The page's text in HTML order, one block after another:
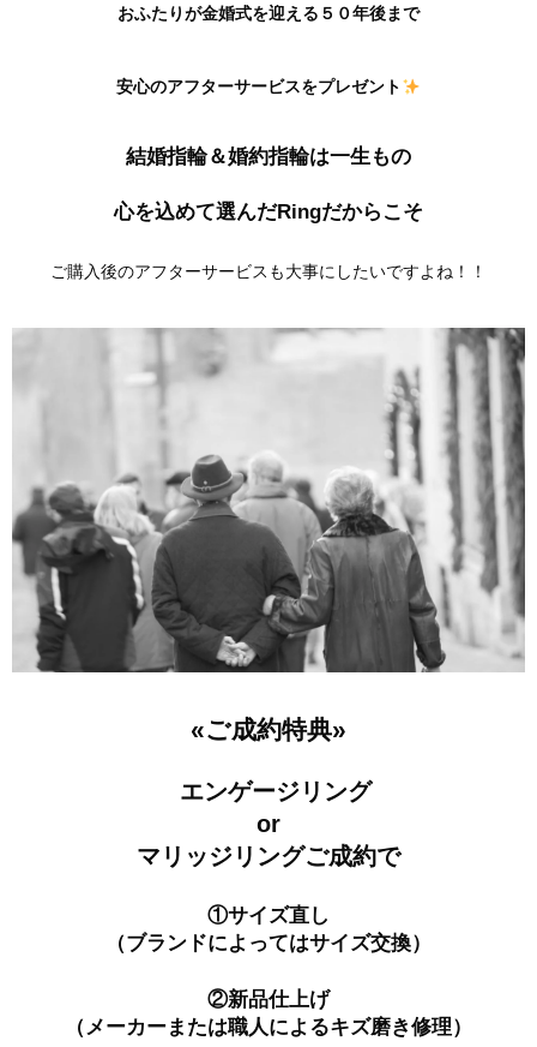
おふたりが金婚式を迎える ５０年後まで
安心のアフターサービスをプレゼント
結婚指輪＆婚約指輪は一生もの
心を込めて選んだRingだからこそ
ご購入後のアフターサービスも大事にしたいですよね！！
«ご成約特典»
エンゲージリング
or
マリッジリングご成約で
①サイズ直し
（ブランドによってはサイズ交換）
②新品仕上げ
（メーカーまたは職人によるキズ磨き修理）